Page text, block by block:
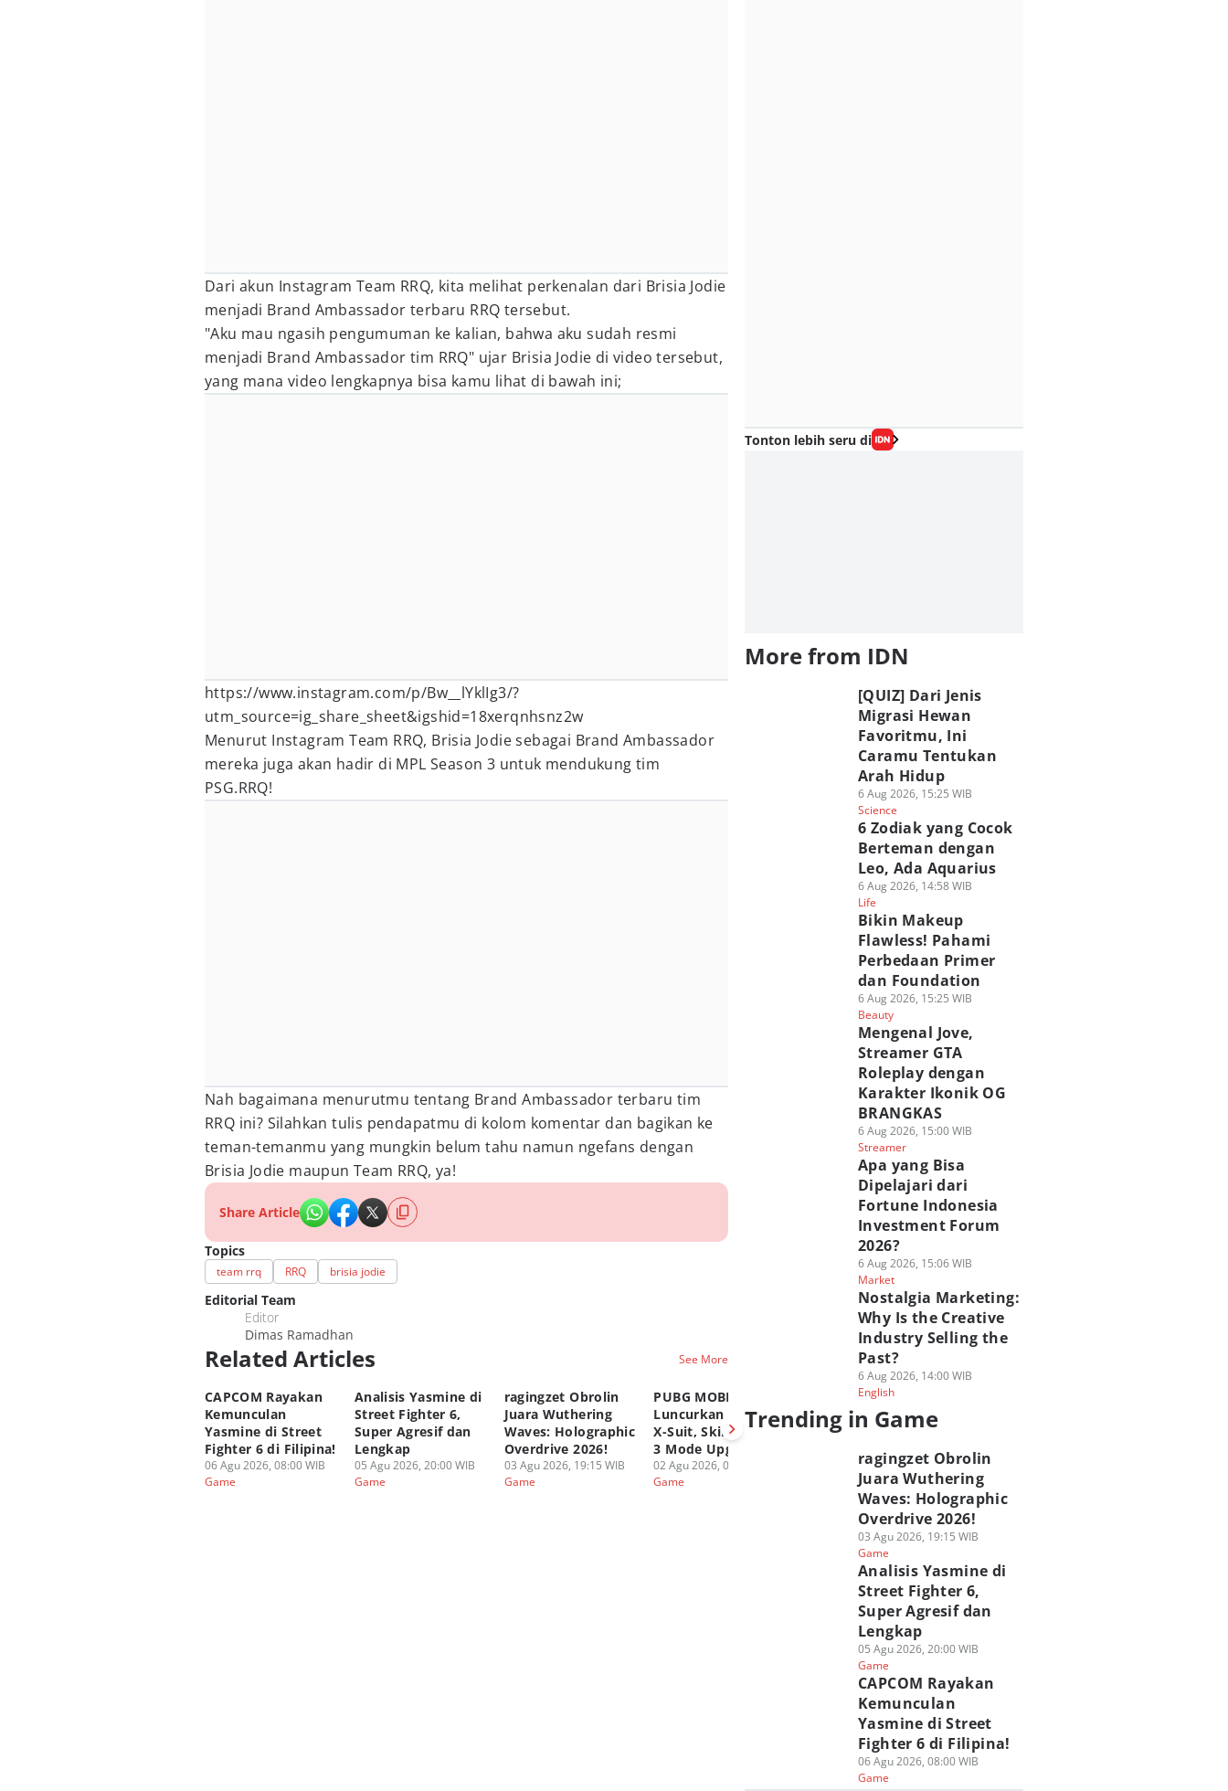
Dari akun Instagram Team RRQ, kita melihat perkenalan dari Brisia Jodie
menjadi Brand Ambassador terbaru RRQ tersebut.
"Aku mau ngasih pengumuman ke kalian, bahwa aku sudah resmi
menjadi Brand Ambassador tim RRQ" ujar Brisia Jodie di video tersebut,
yang mana video lengkapnya bisa kamu lihat di bawah ini;
https://www.instagram.com/p/Bw__lYklIg3/?
utm_source=ig_share_sheet&igshid=18xerqnhsnz2w
Menurut Instagram Team RRQ, Brisia Jodie sebagai Brand Ambassador
mereka juga akan hadir di MPL Season 3 untuk mendukung tim
PSG.RRQ!
Nah bagaimana menurutmu tentang Brand Ambassador terbaru tim
RRQ ini? Silahkan tulis pendapatmu di kolom komentar dan bagikan ke
teman-temanmu yang mungkin belum tahu namun ngefans dengan
Brisia Jodie maupun Team RRQ, ya!
Share Article
Topics
team rrq RRQ brisia jodie
Editorial Team
Editor
Dimas Ramadhan
Related Articles See More
CAPCOM Rayakan
Kemunculan
Yasmine di Street
Fighter 6 di Filipina!
06 Agu 2026, 08:00 WIB
Game
Analisis Yasmine di
Street Fighter 6,
Super Agresif dan
Lengkap
05 Agu 2026, 20:00 WIB
Game
ragingzet Obrolin
Juara Wuthering
Waves: Holographic
Overdrive 2026!
03 Agu 2026, 19:15 WIB
Game
PUBG MOBILE
Luncurkan Druvaen
X-Suit, Skin Dengan
3 Mode Upgradable!
02 Agu 2026, 05:00 WIB
Game
Genshin Impact
Akhirnya Tiba di
Snezhnaya Pada 12
01 Agu 2026, 05:00 WIB
Brand New Day!
31 Jul 2026, 17:00 WIB
Game
Tonton lebih seru di
More from IDN
[QUIZ] Dari Jenis
Migrasi Hewan
Favoritmu, Ini
Caramu Tentukan
Arah Hidup
6 Aug 2026, 15:25 WIB
Science
6 Zodiak yang Cocok
Berteman dengan
Leo, Ada Aquarius
6 Aug 2026, 14:58 WIB
Life
Bikin Makeup
Flawless! Pahami
Perbedaan Primer
dan Foundation
6 Aug 2026, 15:25 WIB
Beauty
Mengenal Jove,
Streamer GTA
Roleplay dengan
Karakter Ikonik OG
BRANGKAS
6 Aug 2026, 15:00 WIB
Streamer
Apa yang Bisa
Dipelajari dari
Fortune Indonesia
Investment Forum
2026?
6 Aug 2026, 15:06 WIB
Market
Nostalgia Marketing:
Why Is the Creative
Industry Selling the
Past?
6 Aug 2026, 14:00 WIB
English
Trending in Game
ragingzet Obrolin
Juara Wuthering
Waves: Holographic
Overdrive 2026!
03 Agu 2026, 19:15 WIB
Game
Analisis Yasmine di
Street Fighter 6,
Super Agresif dan
Lengkap
05 Agu 2026, 20:00 WIB
Game
CAPCOM Rayakan
Kemunculan
Yasmine di Street
Fighter 6 di Filipina!
06 Agu 2026, 08:00 WIB
Game